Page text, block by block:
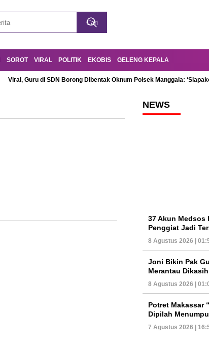
SOROT VIRAL POLITIK EKOBIS GELENG KEPALA
Viral, Guru di SDN Borong Dibentak Oknum Polsek Manggala:
NEWS
37 Akun Medsos
Penggiat Jadi
8 Agustus 2026 |
Joni Bikin Pak
Merantau
8 Agustus 2026 |
Potret Makassar
Dipilah
7 Agustus 2026 |